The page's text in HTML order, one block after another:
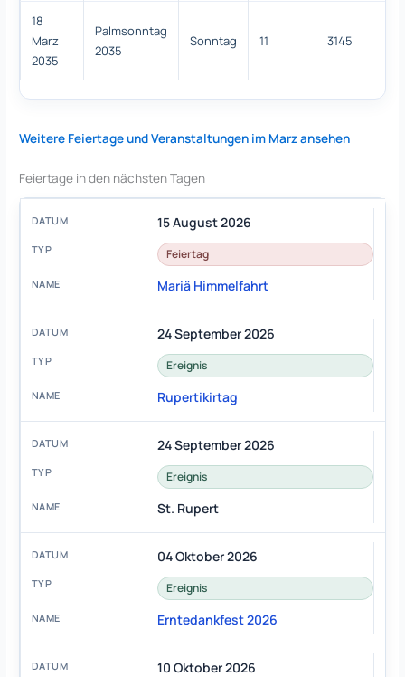
18
Marz
2035
Palmsonntag
2035
Sonntag 11 3145
Weitere Feiertage und Veranstaltungen im Marz ansehen
Feiertage in den nächsten Tagen
15 August 2026
Feiertag
Mariä Himmelfahrt
24 September 2026
Ereignis
Rupertikirtag
24 September 2026
Ereignis
St. Rupert
04 Oktober 2026
Ereignis
Erntedankfest 2026
10 Oktober 2026